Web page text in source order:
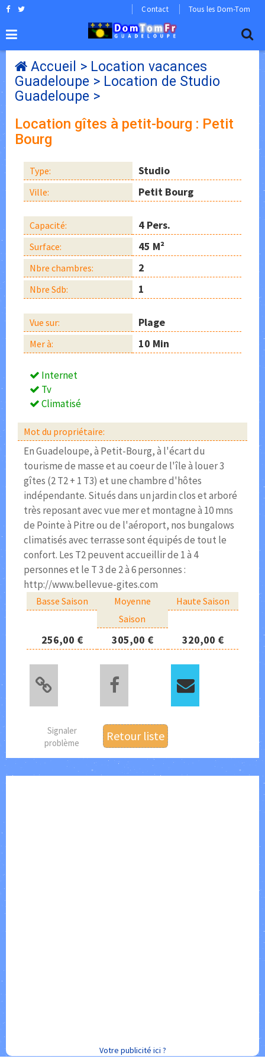
Contact Tous les Dom-Tom
Accueil > Location vacances
Guadeloupe > Location de Studio
Guadeloupe >
Location gîtes à petit-bourg : Petit
Bourg
Type: Studio
Ville: Petit Bourg
Capacité: 4 Pers.
Surface: 45 M²
Nbre chambres: 2
Nbre Sdb: 1
Vue sur: Plage
Mer à: 10 Min
Internet
Tv
Climatisé
Mot du propriétaire:
En Guadeloupe, à Petit-Bourg, à l'écart du
tourisme de masse et au coeur de l'île à louer 3
gîtes (2 T2 + 1 T3) et une chambre d'hôtes
indépendante. Situés dans un jardin clos et arboré
très reposant avec vue mer et montagne à 10 mns
de Pointe à Pitre ou de l'aéroport, nos bungalows
climatisés avec terrasse sont équipés de tout le
confort. Les T2 peuvent accueillir de 1 à 4
personnes et le T 3 de 2 à 6 personnes :
http://www.bellevue-gites.com
Basse Saison
Moyenne
Saison
Haute Saison
256,00 € 305,00 € 320,00 €
Signaler
problème
Retour liste
Votre publicité ici ?